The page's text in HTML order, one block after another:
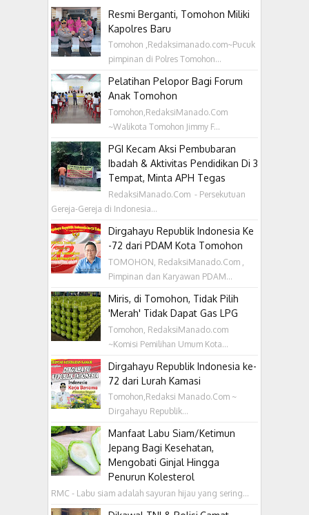
Resmi Berganti, Tomohon Miliki
Kapolres Baru
Tomohon ,Redaksimanado.com~Pucuk
pimpinan di Polres Tomohon...
Pelatihan Pelopor Bagi Forum
Anak Tomohon
Tomohon,RedaksiManado.Com
~Walikota Tomohon Jimmy F...
PGI Kecam Aksi Pembubaran
Ibadah & Aktivitas Pendidikan Di 3
Tempat, Minta APH Tegas
RedaksiManado.Com - Persekutuan
Gereja-Gereja di Indonesia...
Dirgahayu Republik Indonesia Ke
-72 dari PDAM Kota Tomohon
TOMOHON, RedaksiManado.Com ,
Pimpinan dan Karyawan PDAM...
Miris, di Tomohon, Tidak Pilih
'Merah' Tidak Dapat Gas LPG
Tomohon, RedaksiManado.com
~Komisi Pemilihan Umum Kota...
Dirgahayu Republik Indonesia ke-
72 dari Lurah Kamasi
Tomohon,Redaksi Manado.Com ~
Dirgahayu Republik...
Manfaat Labu Siam/Ketimun
Jepang Bagi Kesehatan,
Mengobati Ginjal Hingga
Penurun Kolesterol
RMC - Labu siam adalah sayuran hijau yang sering...